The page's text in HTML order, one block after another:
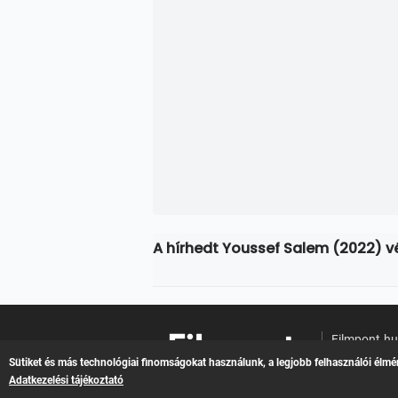
A hírhedt Youssef Salem (2022)
Filmpont.hu
Online
Sütiket és más technológiai finomságokat használunk, a legjobb felhasználói
Adatkezelési tájékoztató